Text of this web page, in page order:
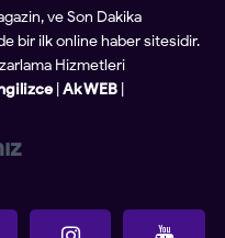
ve Son Dakika
bir ilk online haber sitesidir.
Hizmetleri
Ak WEB